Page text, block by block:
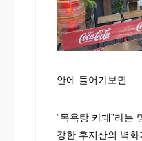
안에 들어가보면…
“목욕탕 카페”라는
강한 후지산의 벽